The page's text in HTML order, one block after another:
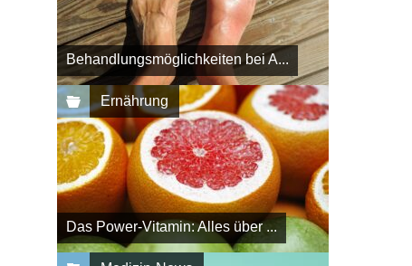
Behandlungsmöglichkeiten bei A...
Ernährung
Das Power-Vitamin: Alles über ...